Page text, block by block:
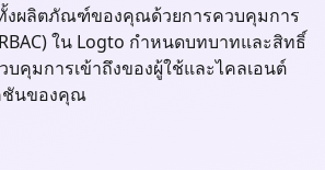
งผลิตภัณฑ์ของคุณด้วยการควบคุมการ
ใน Logto กำหนดบทบาทและสิทธิ์
บคุมการเข้าถึงของผู้ใช้และไคลเอนต์
ชันของคุณ